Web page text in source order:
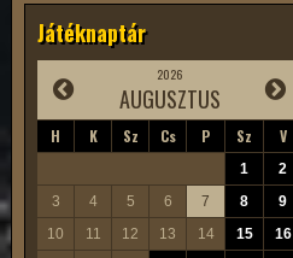
Játéknaptár
2026
AUGUSZTUS
H K Sz Cs P Sz V
1
2
3
4 5 6 7 8
9
10
11 12 13 14 15
16